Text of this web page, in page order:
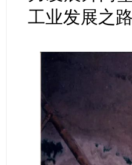
工业发展之路